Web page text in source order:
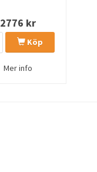
2776 kr
Köp
Mer info